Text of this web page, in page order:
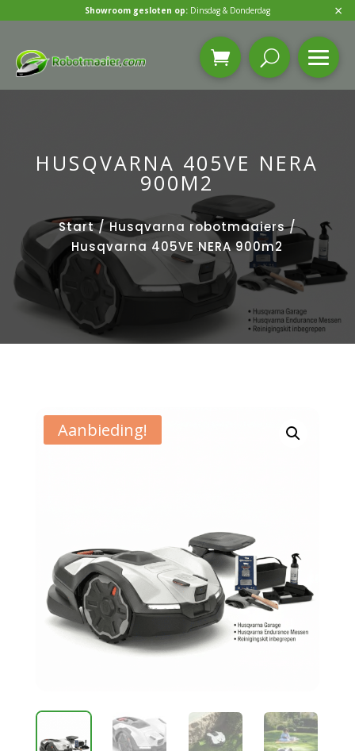
HUSQVARNA 405VE NERA
900M2
Start/Husqvarna robotmaaiers/
Husqvarna 405VE NERA 900m2
Aanbieding!
Showroom gesloten op: Dinsdag & Donderdag ×